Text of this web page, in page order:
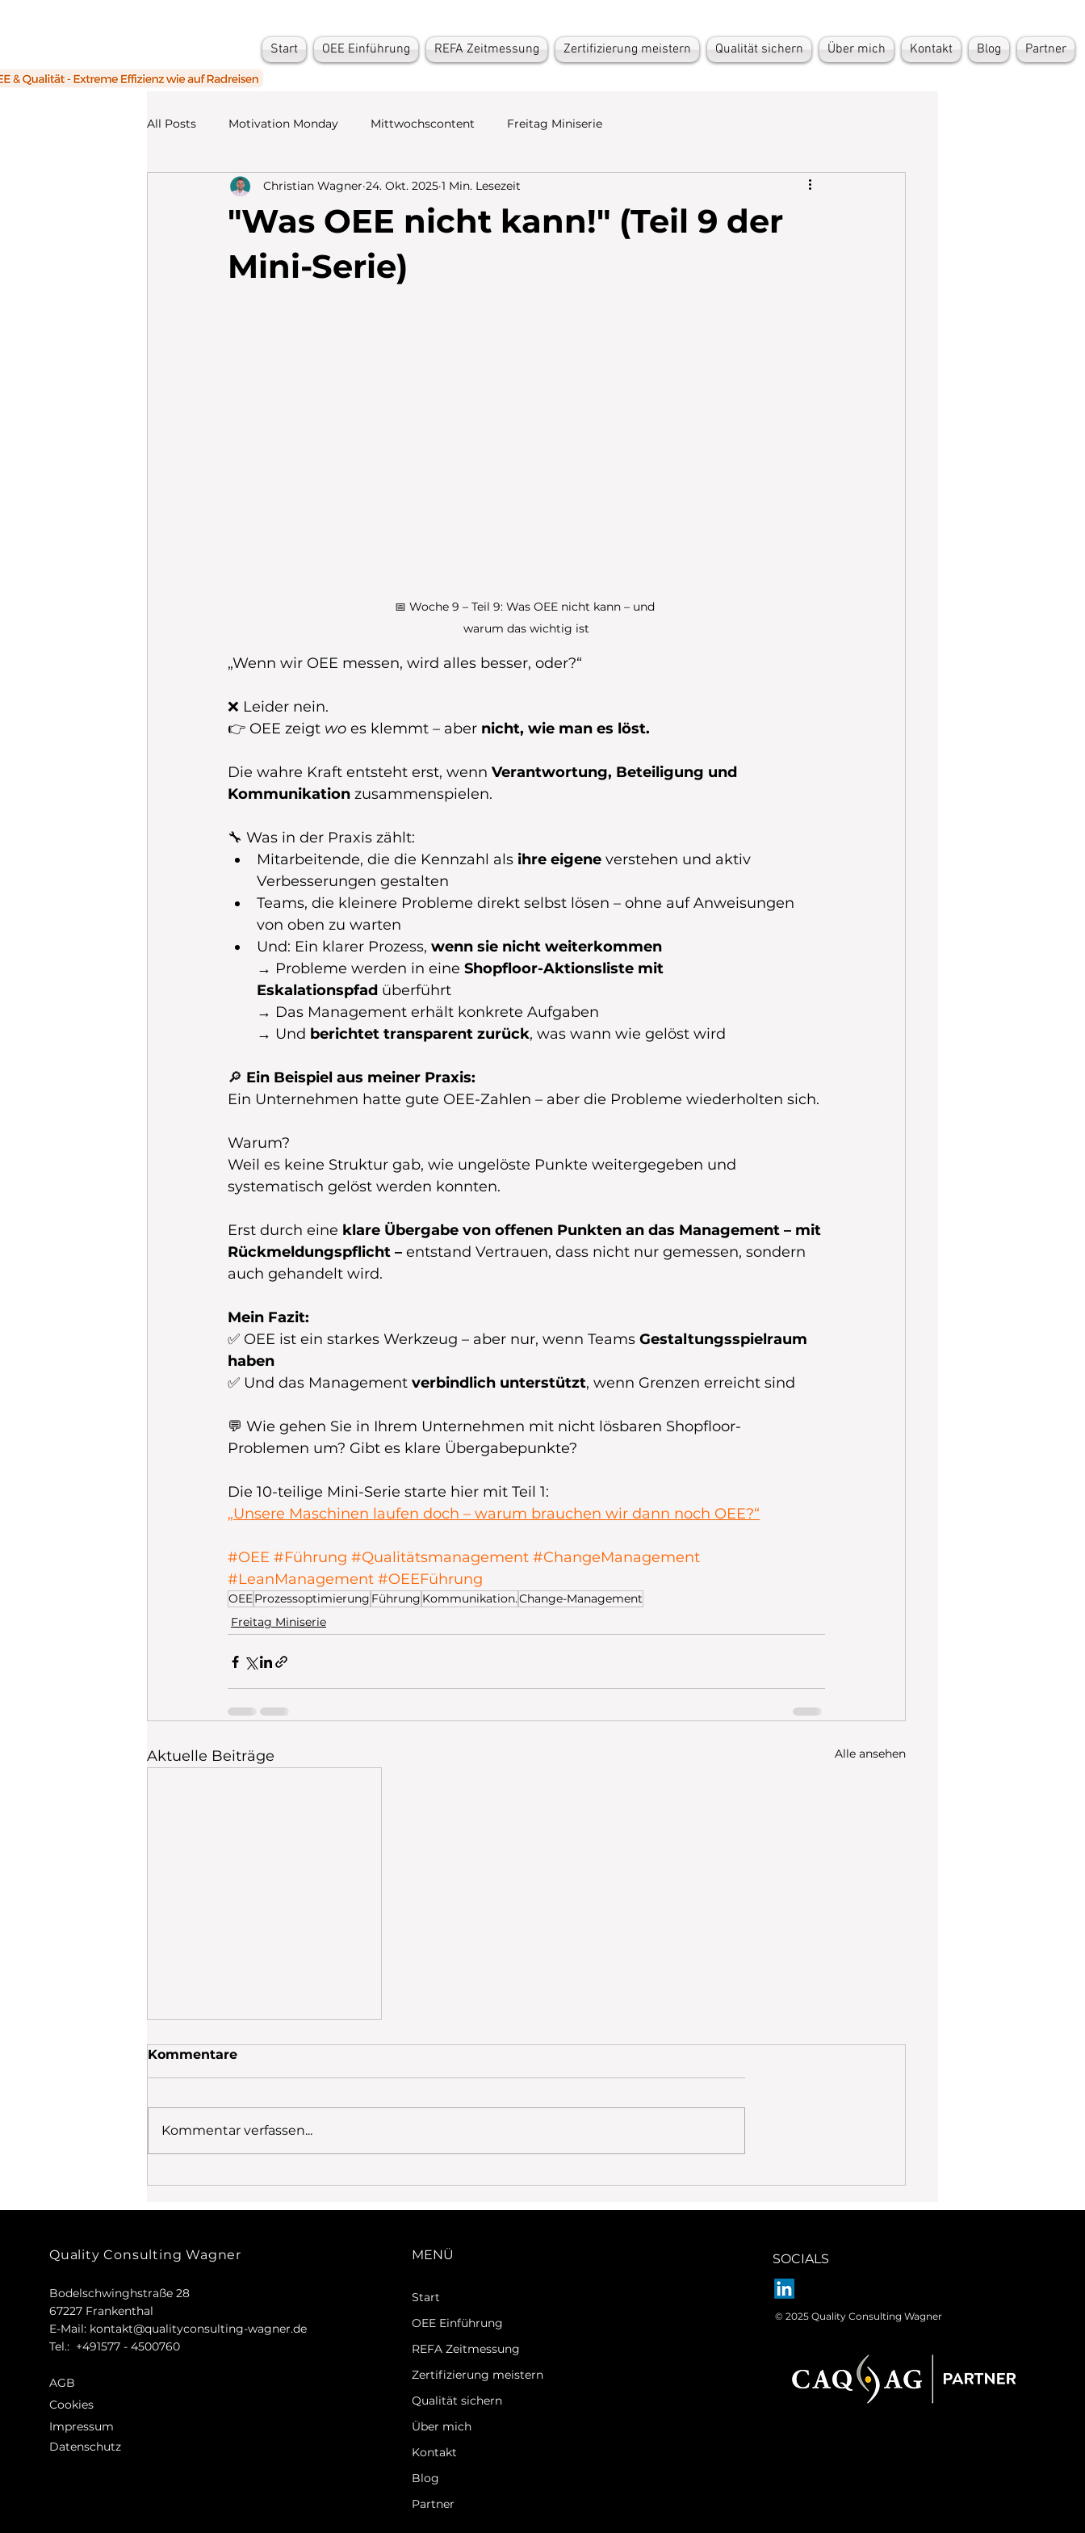
Start OEE Einführung REFA Zeitmessung Zertifizierung meistern Qualität sichern Über mich Kontakt Blog Partner
All Posts Motivation Monday Mittwochscontent Freitag Miniserie
"Was OEE nicht kann!" (Teil 9 der
Mini-Serie)
Christian Wagner 24. Okt. 2025 1 Min. Lesezeit
📅 Woche 9 – Teil 9: Was OEE nicht kann – und
warum das wichtig ist
„Wenn wir OEE messen, wird alles besser, oder?“
❌ Leider nein.
👉 OEE zeigt wo es klemmt – aber nicht, wie man es löst.
Die wahre Kraft entsteht erst, wenn Verantwortung, Beteiligung und
Kommunikation zusammenspielen.
🔧 Was in der Praxis zählt:
Mitarbeitende, die die Kennzahl als ihre eigene verstehen und aktiv
Verbesserungen gestalten
Teams, die kleinere Probleme direkt selbst lösen – ohne auf Anweisungen
von oben zu warten
Und: Ein klarer Prozess, wenn sie nicht weiterkommen
→ Probleme werden in eine Shopfloor-Aktionsliste mit
Eskalationspfad überführt
→ Das Management erhält konkrete Aufgaben
→ Und berichtet transparent zurück, was wann wie gelöst wird
🔎 Ein Beispiel aus meiner Praxis:
Ein Unternehmen hatte gute OEE-Zahlen – aber die Probleme wiederholten sich.
Warum?
Weil es keine Struktur gab, wie ungelöste Punkte weitergegeben und
systematisch gelöst werden konnten.
Erst durch eine klare Übergabe von offenen Punkten an das Management – mit
Rückmeldungspflicht – entstand Vertrauen, dass nicht nur gemessen, sondern
auch gehandelt wird.
Mein Fazit:
✅ OEE ist ein starkes Werkzeug – aber nur, wenn Teams Gestaltungsspielraum
haben
✅ Und das Management verbindlich unterstützt, wenn Grenzen erreicht sind
💬 Wie gehen Sie in Ihrem Unternehmen mit nicht lösbaren Shopfloor-
Problemen um? Gibt es klare Übergabepunkte?
Die 10-teilige Mini-Serie starte hier mit Teil 1:
„Unsere Maschinen laufen doch – warum brauchen wir dann noch OEE?“
#OEE #Führung #Qualitätsmanagement #ChangeManagement
#LeanManagement #OEEFührung
OEEProzessoptimierung Führung Kommunikation.Change-Management
Freitag Miniserie
Aktuelle Beiträge Alle ansehen
Kommentare
Kommentar verfassen...
Quality Consulting Wagner
Bodelschwinghstraße 28
67227 Frankenthal
E-Mail: kontakt@qualityconsulting-wagner.de
Tel.: +491577 - 4500760
AGB
Cookies
Impressum
Datenschutz
MENÜ
Start
OEE Einführung
REFA Zeitmessung
Zertifizierung meistern
Qualität sichern
Über mich
Kontakt
Blog
Partner
SOCIALS
© 2025 Quality Consulting Wagner